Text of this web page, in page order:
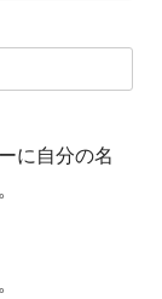
に自分の名